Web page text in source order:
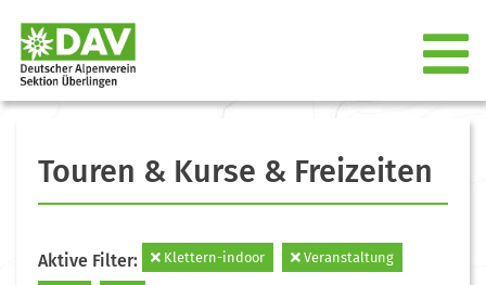
Touren & Kurse & Freizeiten
Aktive Filter: Klettern-indoor Veranstaltung